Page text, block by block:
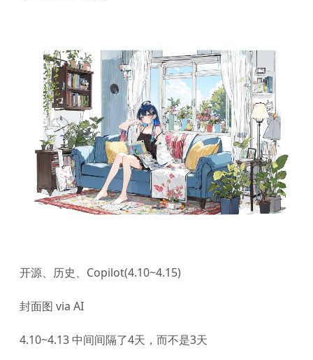
开源、历史、Copilot(4.10~4.15)
封面图 via AI
4.10~4.13 中间间隔了4天，而不是3天